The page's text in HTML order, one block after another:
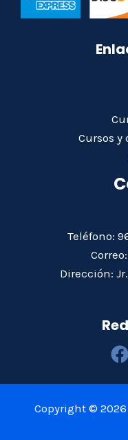
Cursos
Teléfono:
Dirección:
Copyright © 2026